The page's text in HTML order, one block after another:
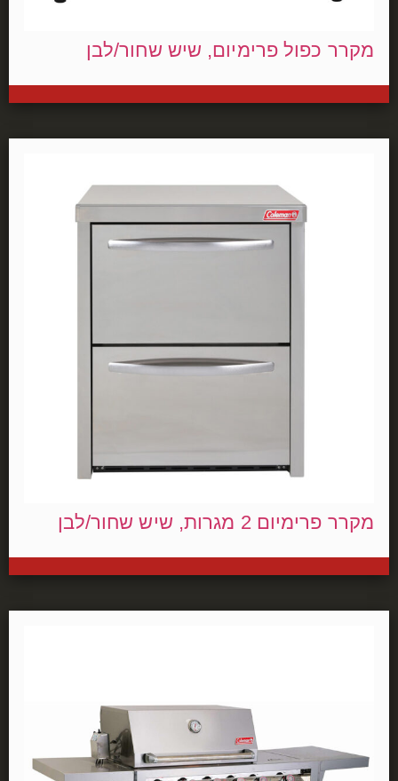
מקרר כפול פרימיום, שיש שחור/לבן
מקרר פרימיום 2 מגרות, שיש שחור/לבן